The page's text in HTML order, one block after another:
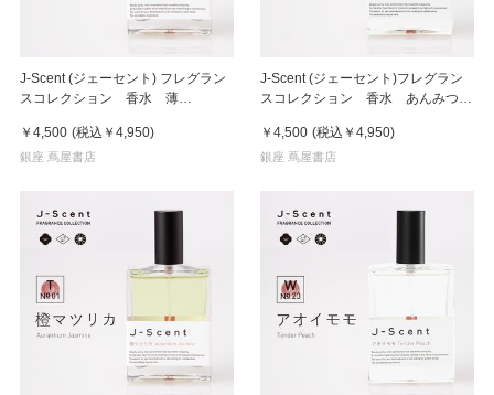
J-Scent (ジェーセント) フレグラン
スコレクション 香水 薄
￥4,500 (税込 ￥4,950)
銀座 蔦屋書店
J-Scent (ジェーセント)フレグラン
スコレクション 香水 あんみつ /
￥4,500 (税込 ￥4,950)
銀座 蔦屋書店